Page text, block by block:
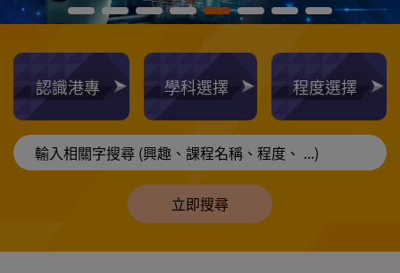
認識港專 學科選擇 程度選擇
立即搜尋